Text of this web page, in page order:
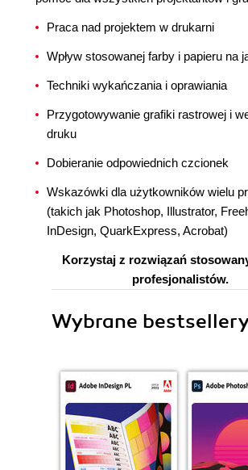
Praca nad projektem w drukarni
Wpływ stosowanej farby i papieru na
Techniki wykańczania i oprawiania
Przygotowywanie grafiki rastrowej i
druku
Dobieranie odpowiednich czcionek
Wskazówki dla użytkowników wielu
(takich jak Photoshop, Illustrator,
InDesign, QuarkExpress, Acrobat)
Korzystaj z rozwiązań
profesjonalistów.
Wybrane